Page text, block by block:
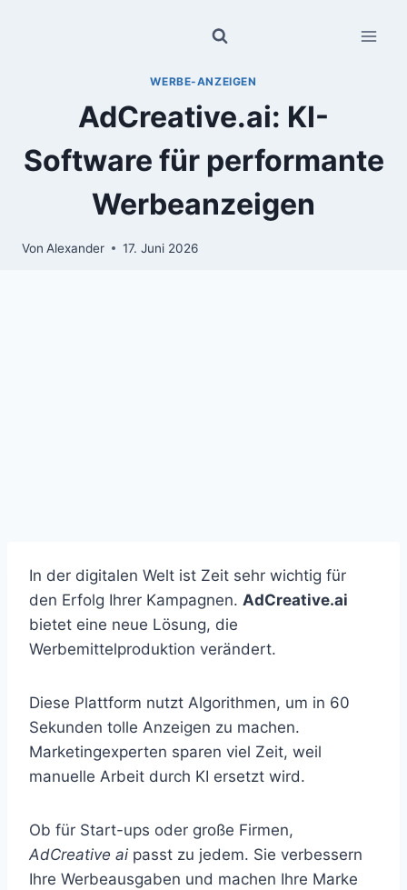
WERBE-ANZEIGEN
AdCreative.ai: KI-
Software für performante
Werbeanzeigen
Von Alexander 17. Juni 2026
In der digitalen Welt ist Zeit sehr wichtig für
den Erfolg Ihrer Kampagnen. AdCreative.ai
bietet eine neue Lösung, die
Werbemittelproduktion verändert.
Diese Plattform nutzt Algorithmen, um in 60
Sekunden tolle Anzeigen zu machen.
Marketingexperten sparen viel Zeit, weil
manuelle Arbeit durch KI ersetzt wird.
Ob für Start-ups oder große Firmen,
AdCreative ai passt zu jedem. Sie verbessern
Ihre Werbeausgaben und machen Ihre Marke